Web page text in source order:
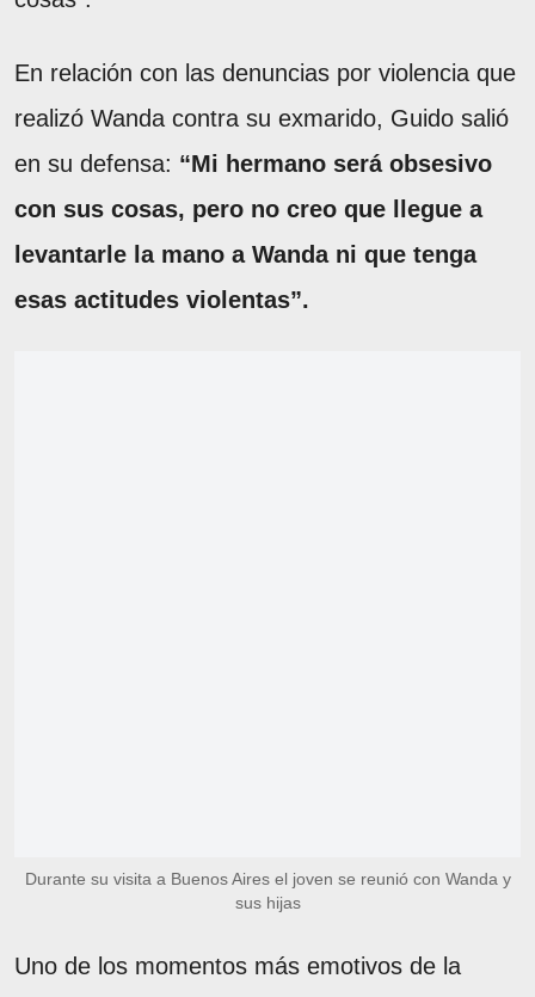
En relación con las denuncias por violencia que
realizó Wanda contra su exmarido, Guido salió
en su defensa: “Mi hermano será obsesivo
con sus cosas, pero no creo que llegue a
levantarle la mano a Wanda ni que tenga
esas actitudes violentas”.
Durante su visita a Buenos Aires el joven se reunió con Wanda y
sus hijas
Uno de los momentos más emotivos de la